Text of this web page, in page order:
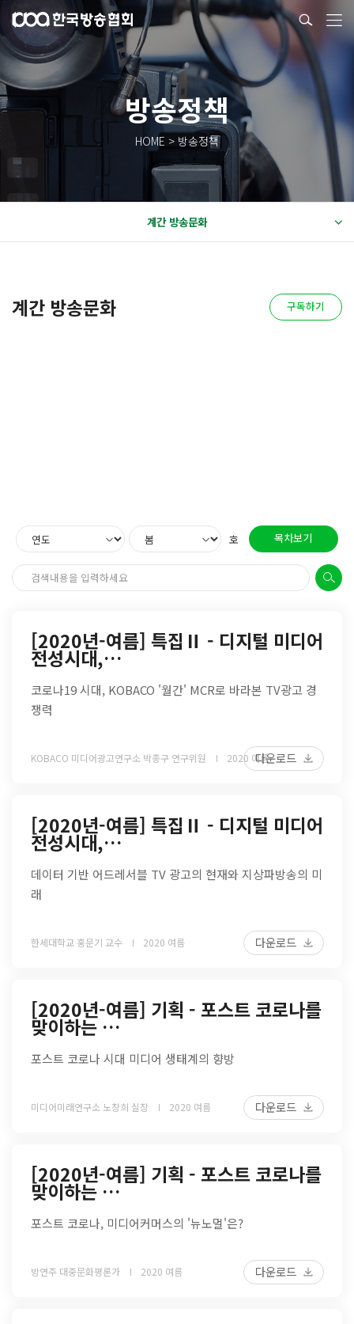
방송정책
HOME > 방송정책
계간 방송문화
계간 방송문화 구독하기
호 목차보기
[2020년-여름] 특집Ⅱ - 디지털 미디어
전성시대,…
코로나19 시대, KOBACO '월간' MCR로 바라본 TV광고 경
쟁력
KOBACO 미디어광고연구소 박종구 연구위원 2020 여름다운로드
[2020년-여름] 특집Ⅱ - 디지털 미디어
전성시대,…
데이터 기반 어드레서블 TV 광고의 현재와 지상파방송의 미
래
한세대학교 홍문기 교수 2020 여름 다운로드
[2020년-여름] 기획 - 포스트 코로나를
맞이하는 …
포스트 코로나 시대 미디어 생태계의 향방
미디어미래연구소 노창희 실장 2020 여름 다운로드
[2020년-여름] 기획 - 포스트 코로나를
맞이하는 …
포스트 코로나, 미디어커머스의 '뉴노멀'은?
방연주 대중문화평론가 2020 여름 다운로드